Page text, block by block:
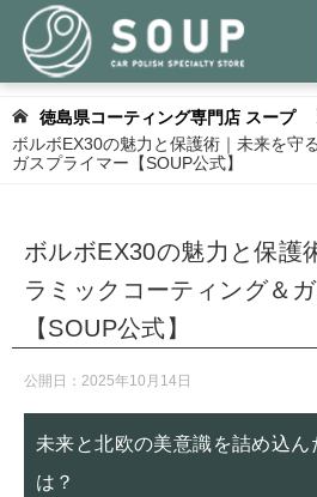
徳島県コーティング専門店 スープ
ボルボEX30の魅力と保護術｜未来を守
ガスプライマー【SOUP公式】
ボルボEX30の魅力と保護
ラミックコーティング＆
【SOUP公式】
公開日： 2025年10月14日
未来と北欧の美意識を詰め込
は？